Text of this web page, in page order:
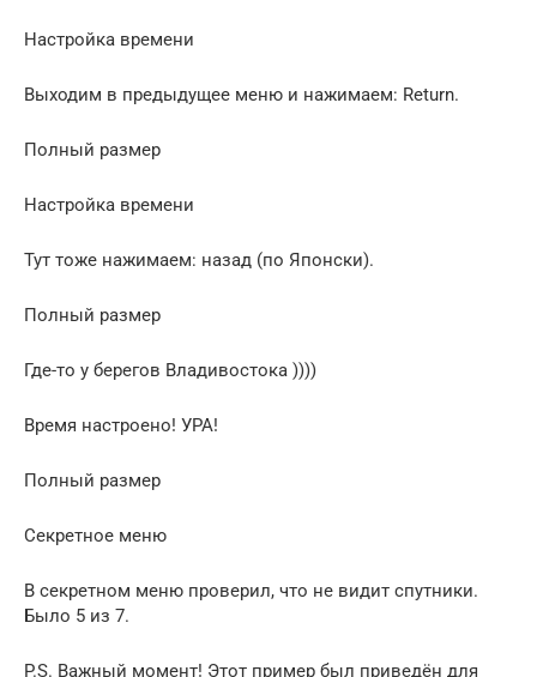
Настройка времени
Выходим в предыдущее меню и нажимаем: Return.
Полный размер
Настройка времени
Тут тоже нажимаем: назад (по Японски).
Полный размер
Где-то у берегов Владивостока ))))
Время настроено! УРА!
Полный размер
Секретное меню
В секретном меню проверил, что не видит спутники.
Было 5 из 7.
P.S. Важный момент! Этот пример был приведён для